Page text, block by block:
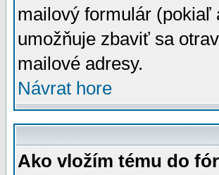
mailový formulár (pokiaľ
umožňuje zbaviť sa
mailové adresy.
Návrat hore
Ako vložím tému do